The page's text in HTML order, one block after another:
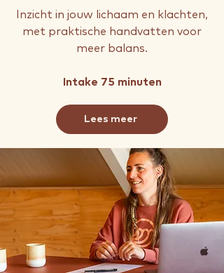
Inzicht in jouw lichaam en klachten,
met praktische handvatten voor
meer balans.
Intake 75 minuten
Lees meer